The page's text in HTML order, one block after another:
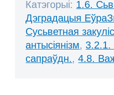
Катэгорыі: 1.6.
Дэградацыя
Сусьветная
антысіянізм, 3.2.1.
сапраўдн.,4.8.